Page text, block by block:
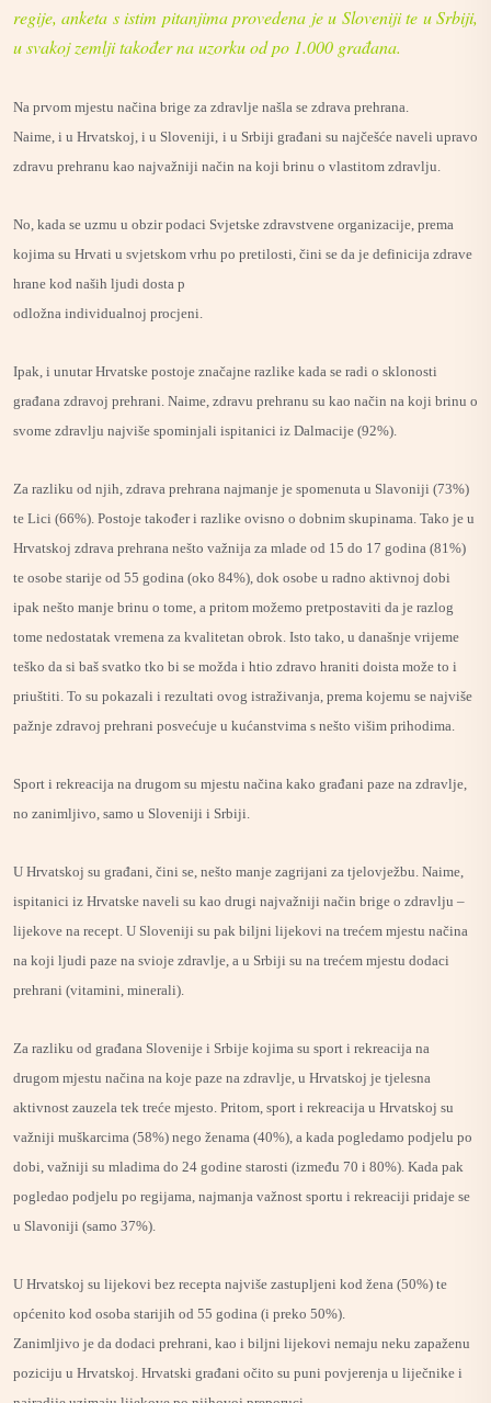
regije, anketa s istim pitanjima provedena je u Sloveniji te u Srbiji,
u svakoj zemlji također na uzorku od po 1.000 građana.
Na prvom mjestu načina brige za zdravlje našla se zdrava prehrana.
Naime, i u Hrvatskoj, i u Sloveniji, i u Srbiji građani su najčešće naveli upravo
zdravu prehranu kao najvažniji način na koji brinu o vlastitom zdravlju.
No, kada se uzmu u obzir podaci Svjetske zdravstvene organizacije, prema
kojima su Hrvati u svjetskom vrhu po pretilosti, čini se da je definicija zdrave
hrane kod naših ljudi dosta p
odložna individualnoj procjeni.
Ipak, i unutar Hrvatske postoje značajne razlike kada se radi o sklonosti
građana zdravoj prehrani. Naime, zdravu prehranu su kao način na koji brinu o
svome zdravlju najviše spominjali ispitanici iz Dalmacije (92%).
Za razliku od njih, zdrava prehrana najmanje je spomenuta u Slavoniji (73%)
te Lici (66%). Postoje također i razlike ovisno o dobnim skupinama. Tako je u
Hrvatskoj zdrava prehrana nešto važnija za mlade od 15 do 17 godina (81%)
te osobe starije od 55 godina (oko 84%), dok osobe u radno aktivnoj dobi
ipak nešto manje brinu o tome, a pritom možemo pretpostaviti da je razlog
tome nedostatak vremena za kvalitetan obrok. Isto tako, u današnje vrijeme
teško da si baš svatko tko bi se možda i htio zdravo hraniti doista može to i
priuštiti. To su pokazali i rezultati ovog istraživanja, prema kojemu se najviše
pažnje zdravoj prehrani posvećuje u kućanstvima s nešto višim prihodima.
Sport i rekreacija na drugom su mjestu načina kako građani paze na zdravlje,
no zanimljivo, samo u Sloveniji i Srbiji.
U Hrvatskoj su građani, čini se, nešto manje zagrijani za tjelovježbu. Naime,
ispitanici iz Hrvatske naveli su kao drugi najvažniji način brige o zdravlju –
lijekove na recept. U Sloveniji su pak biljni lijekovi na trećem mjestu načina
na koji ljudi paze na svioje zdravlje, a u Srbiji su na trećem mjestu dodaci
prehrani (vitamini, minerali).
Za razliku od građana Slovenije i Srbije kojima su sport i rekreacija na
drugom mjestu načina na koje paze na zdravlje, u Hrvatskoj je tjelesna
aktivnost zauzela tek treće mjesto. Pritom, sport i rekreacija u Hrvatskoj su
važniji muškarcima (58%) nego ženama (40%), a kada pogledamo podjelu po
dobi, važniji su mladima do 24 godine starosti (između 70 i 80%). Kada pak
pogledao podjelu po regijama, najmanja važnost sportu i rekreaciji pridaje se
u Slavoniji (samo 37%).
U Hrvatskoj su lijekovi bez recepta najviše zastupljeni kod žena (50%) te
općenito kod osoba starijih od 55 godina (i preko 50%).
Zanimljivo je da dodaci prehrani, kao i biljni lijekovi nemaju neku zapaženu
poziciju u Hrvatskoj. Hrvatski građani očito su puni povjerenja u liječnike i